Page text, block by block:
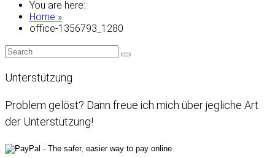
You are here:
Home »
office-1356793_1280
Unterstützung
Problem gelöst? Dann freue ich mich über jegliche Art
der Unterstützung!